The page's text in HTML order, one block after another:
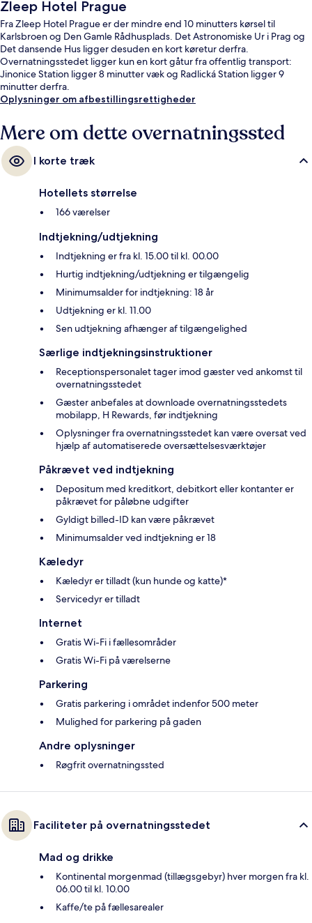
Zleep Hotel Prague
Fra Zleep Hotel Prague er der mindre end 10 minutters kørsel til
Karlsbroen og Den Gamle Rådhusplads. Det Astronomiske Ur i Prag og
Det dansende Hus ligger desuden en kort køretur derfra.
Overnatningsstedet ligger kun en kort gåtur fra offentlig transport:
Jinonice Station ligger 8 minutter væk og Radlická Station ligger 9
minutter derfra.
Oplysninger om afbestillingsrettigheder
Mere om dette overnatningssted
I korte træk
Hotellets størrelse
166 værelser
Indtjekning/udtjekning
Indtjekning er fra kl. 15.00 til kl. 00.00
Hurtig indtjekning/udtjekning er tilgængelig
Minimumsalder for indtjekning: 18 år
Udtjekning er kl. 11.00
Sen udtjekning afhænger af tilgængelighed
Særlige indtjekningsinstruktioner
Receptionspersonalet tager imod gæster ved ankomst til
overnatningsstedet
Gæster anbefales at downloade overnatningsstedets
mobilapp, H Rewards, før indtjekning
Oplysninger fra overnatningsstedet kan være oversat ved
hjælp af automatiserede oversættelsesværktøjer
Påkrævet ved indtjekning
Depositum med kreditkort, debitkort eller kontanter er
påkrævet for påløbne udgifter
Gyldigt billed-ID kan være påkrævet
Minimumsalder ved indtjekning er 18
Kæledyr
Kæledyr er tilladt (kun hunde og katte)*
Servicedyr er tilladt
Internet
Gratis Wi-Fi i fællesområder
Gratis Wi-Fi på værelserne
Parkering
Gratis parkering i området indenfor 500 meter
Mulighed for parkering på gaden
Andre oplysninger
Røgfrit overnatningssted
Faciliteter på overnatningsstedet
Mad og drikke
Kontinental morgenmad (tillægsgebyr) hver morgen fra kl.
06.00 til kl. 10.00
Kaffe/te på fællesarealer